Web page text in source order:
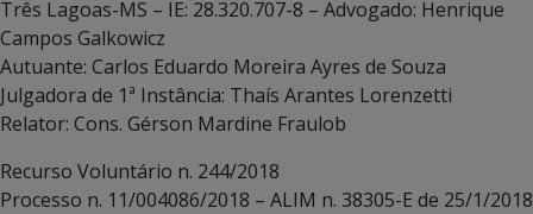
Três Lagoas-MS – IE: 28.320.707-8 – Advogado: Henrique
Campos Galkowicz
Autuante: Carlos Eduardo Moreira Ayres de Souza
Julgadora de 1ª Instância: Thaís Arantes Lorenzetti
Relator: Cons. Gérson Mardine Fraulob
Recurso Voluntário n. 244/2018
Processo n. 11/004086/2018 – ALIM n. 38305-E de 25/1/2018